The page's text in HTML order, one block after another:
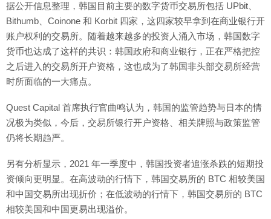
据公开信息整理，韩国目前主要的数字货币交易所包括 UPbit、
Bithumb、Coinone 和 Korbit 四家，这四家较早拿到在商业银行开
账户权利的交易所。随着越来越多的投资人涌入市场，韩国数字
货币也达成了这样的共识：韩国政府和商业银行，正在严格把控
之后进入的交易所开户资格，这也成为了韩国非头部交易所经营
时所面临的一大痛点。
Quest Capital 首席执行官曲鸣认为，韩国的监管趋势与日本的情
况极为类似，今后，交易所银行开户资格、相关牌照与政策监管
仍将长期趋严。
另有分析显示，2021 年一季度中，韩国投资者追涨杀跌的短期投
资倾向更明显。在高波动的行情下，韩国交易所的 BTC 相较美国
和中国交易所出现折价；在低波动的行情下，韩国交易所的 BTC
相较美国和中国更易出现溢价。